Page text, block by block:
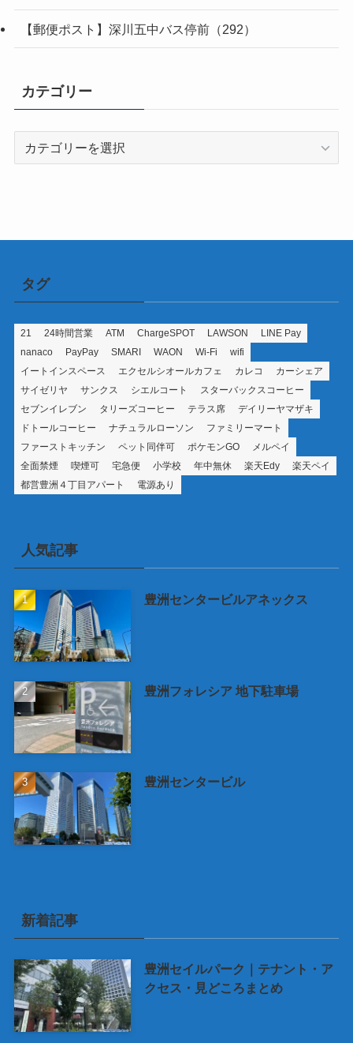
【郵便ポスト】深川五中バス停前（292）
カテゴリー
タグ
21 24時間営業 ATM ChargeSPOT LAWSON
LINE Pay
nanaco
PayPay SMARI WAON Wi-Fi
wifi
イートインスペース
エクセルシオールカフェ カレコ
カーシェア
サイゼリヤ
サンクス シエルコート
スターバックスコーヒー
セブンイレブン
タリーズコーヒー テラス席
デイリーヤマザキ
ドトールコーヒー
ナチュラルローソン
ファミリーマート
ファーストキッチン
ペット同伴可 ポケモンGO
メルペイ
全面禁煙
喫煙可 宅急便 小学校 年中無休 楽天Edy
楽天ペイ
都営豊洲４丁目アパート
電源あり
人気記事
豊洲センタービルアネックス
豊洲フォレシア 地下駐車場
豊洲センタービル
新着記事
豊洲セイルパーク｜テナント・ア
クセス・見どころまとめ